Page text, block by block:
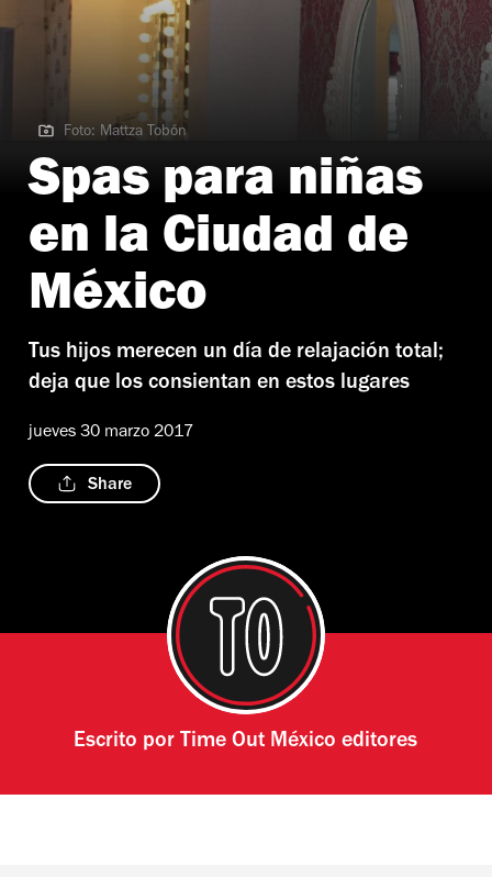
Foto: Mattza Tobón
Foto: Mattza Tobón
Spas para niñas
en la Ciudad de
México
Tus hijos merecen un día de relajación total;
deja que los consientan en estos lugares
jueves 30 marzo 2017
Share
Escrito por Time Out México editores